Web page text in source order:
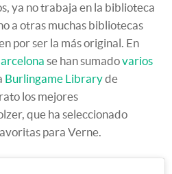
ya no trabaja en la biblioteca
a otras muchas bibliotecas
por ser la más original. En
se han sumadovarios
Burlingame Libraryde
los mejores
que ha seleccionado
para Verne.